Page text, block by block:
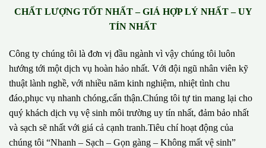
CHẤT LƯỢNG TỐT NHẤT – GIÁ HỢP LÝ NHẤT – UY
TÍN NHẤT
Công ty chúng tôi là đơn vị đầu ngành vì vậy chúng tôi luôn
hướng tới một dịch vụ hoàn hảo nhất. Với đội ngũ nhân viên kỹ
thuật lành nghề, với nhiều năm kinh nghiệm, nhiệt tình chu
đáo,phục vụ nhanh chóng,cẩn thận.Chúng tôi tự tin mang lại cho
quý khách dịch vụ vệ sinh môi trường uy tín nhất, đảm bảo nhất
và sạch sẽ nhất với giá cả cạnh tranh.Tiêu chí hoạt động của
chúng tôi “Nhanh – Sạch – Gọn gàng – Không mất vệ sinh”